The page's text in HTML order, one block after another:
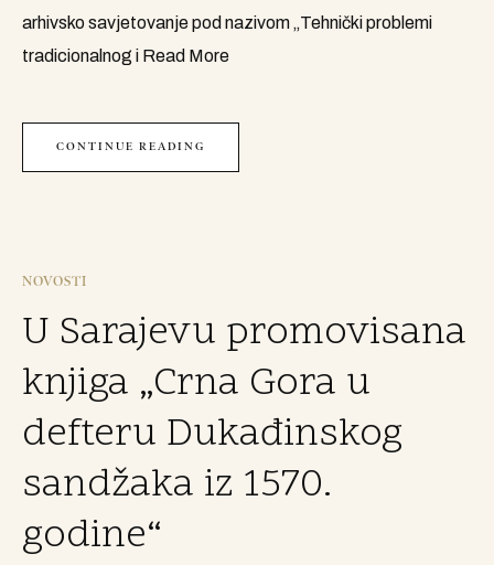
arhivsko savjetovanje pod nazivom „Tehnički problemi
tradicionalnog i Read More
CONTINUE READING
NOVOSTI
U Sarajevu promovisana
knjiga „Crna Gora u
defteru Dukađinskog
sandžaka iz 1570.
godine“